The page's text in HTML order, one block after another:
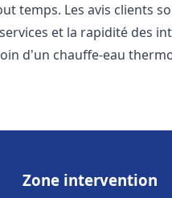
temps. Les avis clients
et la rapidité des
d'un chauffe-eau
Zone intervention